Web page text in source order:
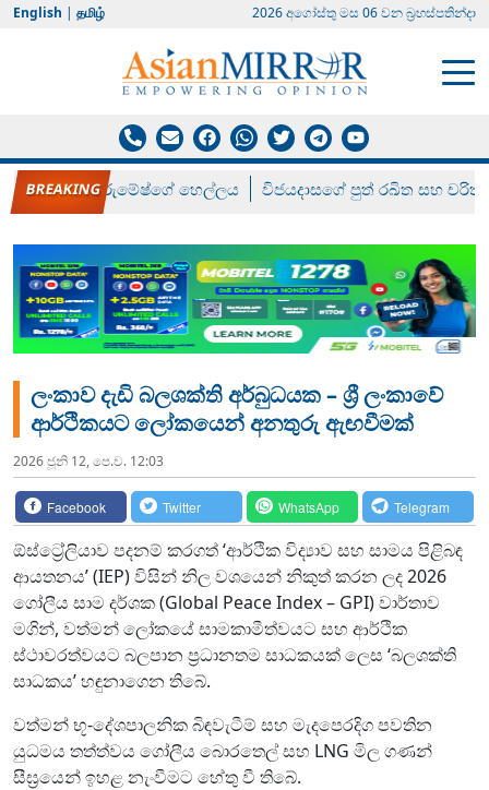
English | தமிழ் 2026 අගෝස්‍තු මස 06 වන බ්‍රහස්පතින්දා
රන් ගෙනා රුමේෂ්ගේ හෙල්ලය විජයදාසගේ පුත් රඛිත සහ චරිත්
ලංකාව දැඩි බලශක්ති අර්බුධයක – ශ්‍රී ලංකාවේ
ආර්ථිකයට ලෝකයෙන් අනතුරු ඇඟවීමක්
2026 ජූනි 12, පෙ.ව. 12:03
Facebook Twitter WhatsApp Telegram
ඕස්ට්‍රේලියාව පදනම් කරගත් ‘ආර්ථික විද්‍යාව සහ සාමය පිළිබඳ
ආයතනය’ (IEP) විසින් නිල වශයෙන් නිකුත් කරන ලද 2026
ගෝලීය සාම දර්ශක (Global Peace Index – GPI) වාර්තාව
මගින්, වත්මන් ලෝකයේ සාමකාමීත්වයට සහ ආර්ථික
ස්ථාවරත්වයට බලපාන ප්‍රධානතම සාධකයක් ලෙස ‘බලශක්ති
සාධකය’ හඳුනාගෙන තිබේ.
වත්මන් භූ-දේශපාලනික බිඳවැටීම් සහ මැදපෙරදිග පවතින
යුධමය තත්ත්වය ගෝලීය බොරතෙල් සහ LNG මිල ගණන්
සීඝ්‍රයෙන් ඉහළ නැංවීමට හේතු වී තිබේ.